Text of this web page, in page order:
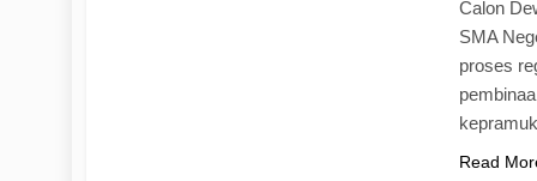
Calon
SMA
proses
Read